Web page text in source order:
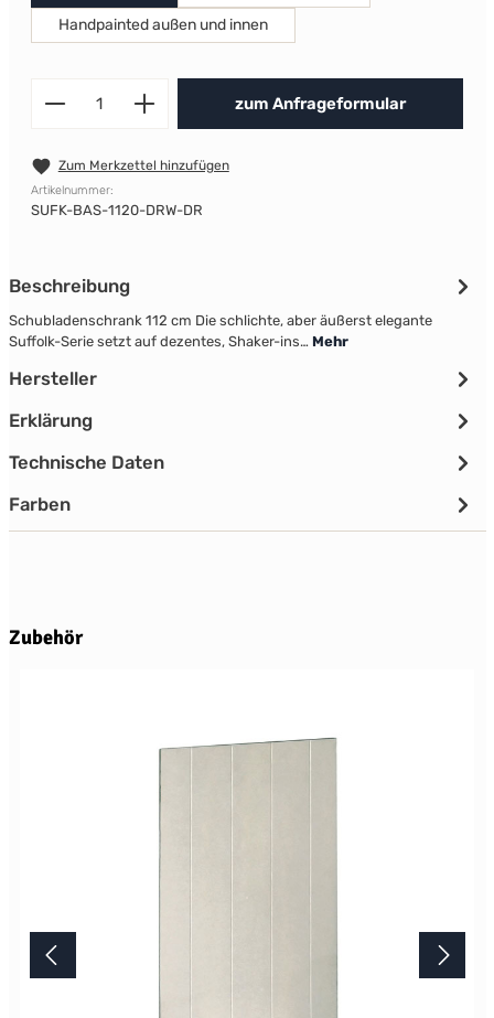
Handpainted außen und innen
Produkt Anzahl: Gib den
zum Anfrageformular
Zum Merkzettel hinzufügen
Artikelnummer:
SUFK-BAS-1120-DRW-DR
Beschreibung
Schubladenschrank 112 cm Die schlichte, aber äußerst elegante
Suffolk-Serie setzt auf dezentes, Shaker-ins… Mehr
Hersteller
Erklärung
Technische Daten
Farben
Produktgalerie überspringen
Zubehör